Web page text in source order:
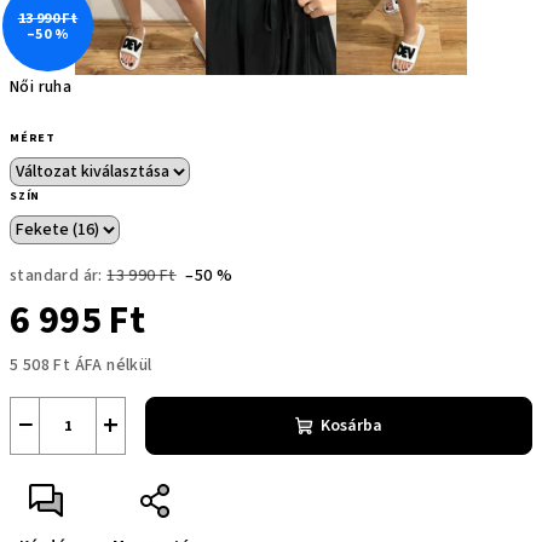
Női ruha
MÉRET
SZÍN
standard ár: 13 990 Ft –50 %
6 995 Ft
5 508 Ft ÁFA nélkül
+
− Kosárba
13 990 Ft
–50 %